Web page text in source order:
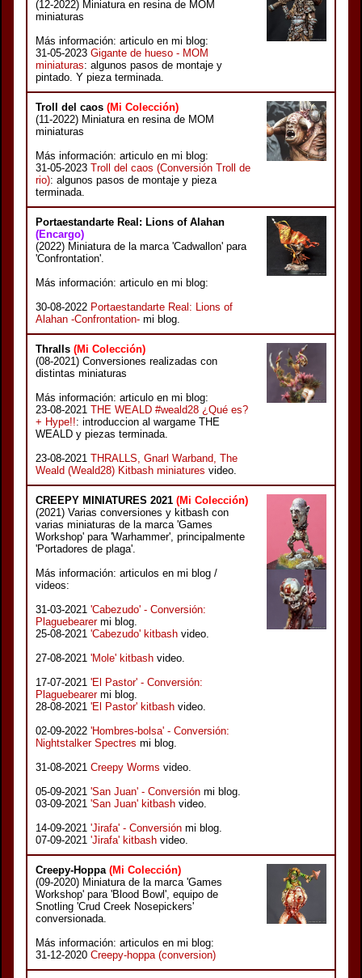
(12-2022) Miniatura en resina de MOM
miniaturas
Más información: articulo en mi blog:
31-05-2023 Gigante de hueso - MOM
miniaturas: algunos pasos de montaje y
pintado. Y pieza terminada.
Troll del caos (Mi Colección)
(11-2022) Miniatura en resina de MOM
miniaturas
Más información: articulo en mi blog:
31-05-2023 Troll del caos (Conversión Troll de
rio): algunos pasos de montaje y pieza
terminada.
Portaestandarte Real: Lions of Alahan
(Encargo)
(2022) Miniatura de la marca 'Cadwallon' para
'Confrontation'.
Más información: articulo en mi blog:
30-08-2022 Portaestandarte Real: Lions of
Alahan -Confrontation- mi blog.
Thralls (Mi Colección)
(08-2021) Conversiones realizadas con
distintas miniaturas
Más información: articulo en mi blog:
23-08-2021 THE WEALD #weald28 ¿Qué es?
+ Hype!!: introduccion al wargame THE
WEALD y piezas terminada.
23-08-2021 THRALLS, Gnarl Warband, The
Weald (Weald28) Kitbash miniatures video.
CREEPY MINIATURES 2021 (Mi Colección)
(2021) Varias conversiones y kitbash con
varias miniaturas de la marca 'Games
Workshop' para 'Warhammer', principalmente
'Portadores de plaga'.
Más información: articulos en mi blog /
videos:
31-03-2021 'Cabezudo' - Conversión:
Plaguebearermi blog.
25-08-2021 'Cabezudo' kitbash video.
27-08-2021 'Mole' kitbash video.
17-07-2021 'El Pastor' - Conversión:
Plaguebearermi blog.
28-08-2021 'El Pastor' kitbash video.
02-09-2022 'Hombres-bolsa' - Conversión:
Nightstalker Spectres mi blog.
31-08-2021 Creepy Worms video.
05-09-2021 'San Juan' - Conversión mi blog.
03-09-2021 'San Juan' kitbash video.
14-09-2021 'Jirafa' - Conversión mi blog.
07-09-2021 'Jirafa' kitbash video.
Creepy-Hoppa (Mi Colección)
(09-2020) Miniatura de la marca 'Games
Workshop' para 'Blood Bowl', equipo de
Snotling 'Crud Creek Nosepickers'
conversionada.
Más información: articulos en mi blog:
31-12-2020 Creepy-hoppa (conversion)